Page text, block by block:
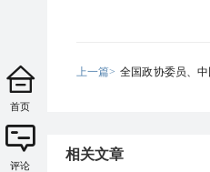
上一篇> 全国政协委员、
相关文章
首页
评论